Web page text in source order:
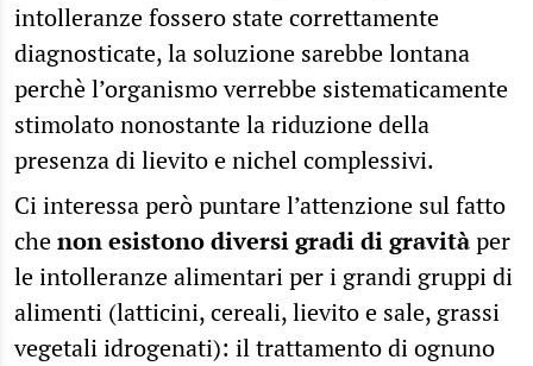
intolleranze fossero state correttamente
diagnosticate, la soluzione sarebbe lontana
perchè l’organismo verrebbe sistematicamente
stimolato nonostante la riduzione della
presenza di lievito e nichel complessivi.
Ci interessa però puntare l’attenzione sul fatto
chenon esistono diversi gradi di gravitàper
le intolleranze alimentari per i grandi gruppi di
alimenti (latticini, cereali, lievito e sale, grassi
vegetali idrogenati): il trattamento di ognuno